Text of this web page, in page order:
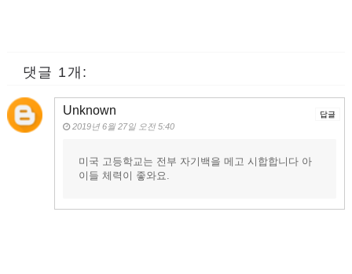
댓글 1개:
Unknown
2019년 6월 27일 오전 5:40
미국 고등학교는 전부 자기백을 메고 시합합니다 아
이들 체력이 좋와요.
답글